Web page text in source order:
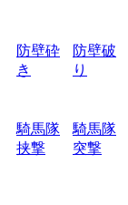
防壁砕
き
防壁破
り
騎馬隊
挟撃
騎馬隊
突撃